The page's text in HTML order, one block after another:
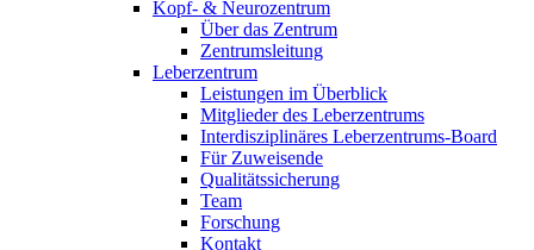
Kopf- & Neurozentrum
Über das Zentrum
Zentrumsleitung
Leberzentrum
Leistungen im Überblick
Mitglieder des Leberzentrums
Interdisziplinäres Leberzentrums-Board
Für Zuweisende
Qualitätssicherung
Team
Forschung
Kontakt